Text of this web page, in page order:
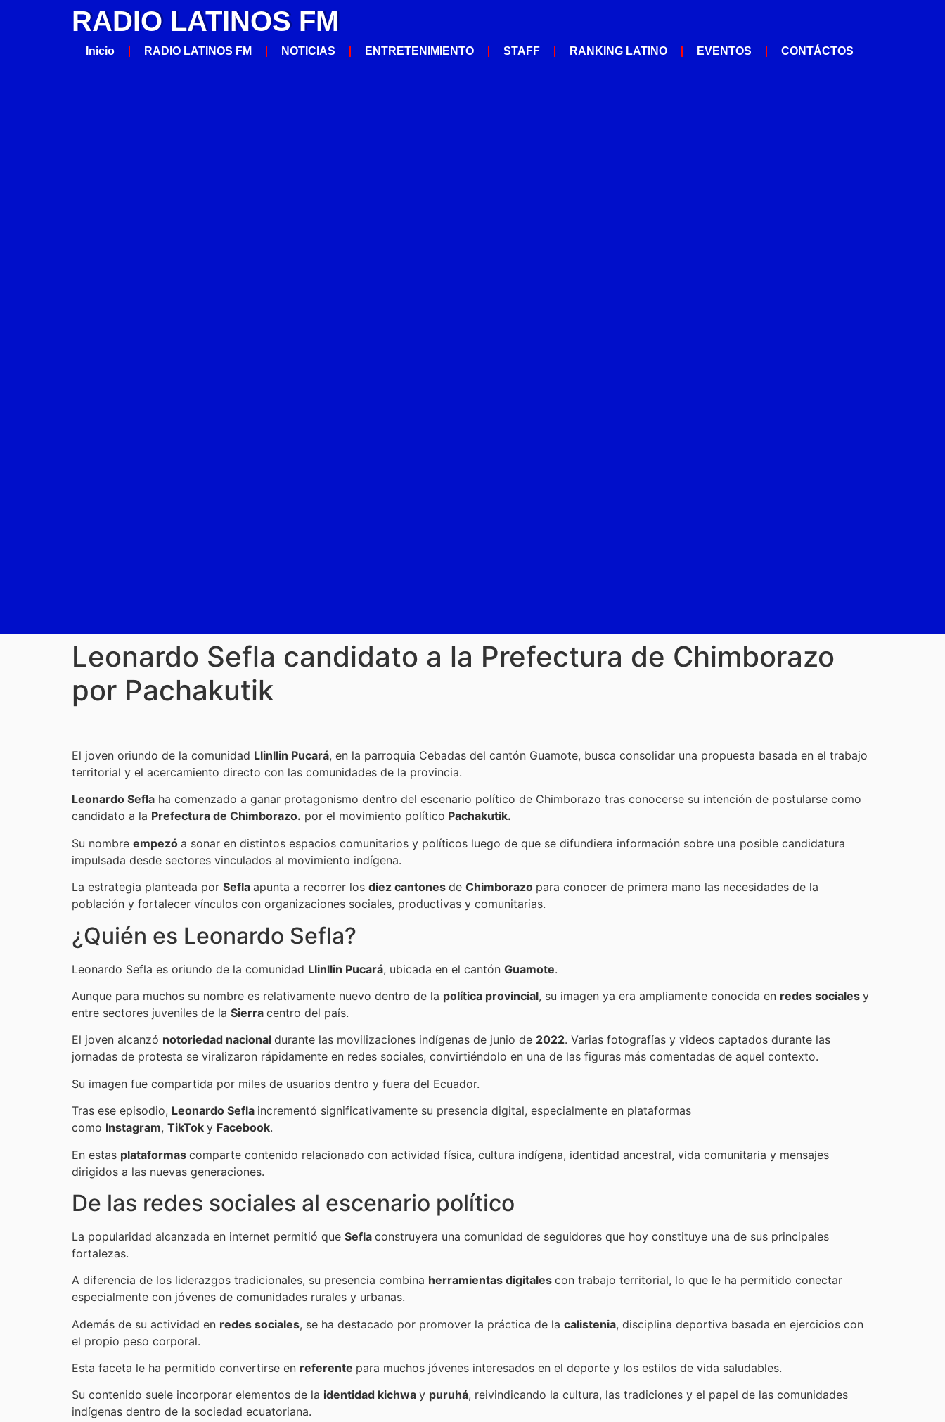
RADIO LATINOS FM
Inicio RADIO LATINOS FM NOTICIAS ENTRETENIMIENTO STAFF RANKING LATINO EVENTOS CONTÁCTOS
Leonardo Sefla candidato a la Prefectura de Chimborazo
por Pachakutik
El joven oriundo de la comunidad Llinllin Pucará, en la parroquia Cebadas del cantón Guamote, busca consolidar una propuesta basada en el trabajo
territorial y el acercamiento directo con las comunidades de la provincia.
Leonardo Sefla ha comenzado a ganar protagonismo dentro del escenario político de Chimborazo tras conocerse su intención de postularse como
candidato a la Prefectura de Chimborazo. por el movimiento político Pachakutik.
Su nombre empezó a sonar en distintos espacios comunitarios y políticos luego de que se difundiera información sobre una posible candidatura
impulsada desde sectores vinculados al movimiento indígena.
La estrategia planteada por Sefla apunta a recorrer los diez cantones de Chimborazo para conocer de primera mano las necesidades de la
población y fortalecer vínculos con organizaciones sociales, productivas y comunitarias.
¿Quién es Leonardo Sefla?
Leonardo Sefla es oriundo de la comunidad Llinllin Pucará, ubicada en el cantón Guamote.
Aunque para muchos su nombre es relativamente nuevo dentro de la política provincial, su imagen ya era ampliamente conocida en redes sociales y
entre sectores juveniles de la Sierra centro del país.
El joven alcanzó notoriedad nacional durante las movilizaciones indígenas de junio de 2022. Varias fotografías y videos captados durante las
jornadas de protesta se viralizaron rápidamente en redes sociales, convirtiéndolo en una de las figuras más comentadas de aquel contexto.
Su imagen fue compartida por miles de usuarios dentro y fuera del Ecuador.
Tras ese episodio, Leonardo Sefla incrementó significativamente su presencia digital, especialmente en plataformas
como Instagram, TikTok y Facebook.
En estas plataformas comparte contenido relacionado con actividad física, cultura indígena, identidad ancestral, vida comunitaria y mensajes
dirigidos a las nuevas generaciones.
De las redes sociales al escenario político
La popularidad alcanzada en internet permitió que Sefla construyera una comunidad de seguidores que hoy constituye una de sus principales
fortalezas.
A diferencia de los liderazgos tradicionales, su presencia combina herramientas digitales con trabajo territorial, lo que le ha permitido conectar
especialmente con jóvenes de comunidades rurales y urbanas.
Además de su actividad en redes sociales, se ha destacado por promover la práctica de la calistenia, disciplina deportiva basada en ejercicios con
el propio peso corporal.
Esta faceta le ha permitido convertirse en referente para muchos jóvenes interesados en el deporte y los estilos de vida saludables.
Su contenido suele incorporar elementos de la identidad kichwa y puruhá, reivindicando la cultura, las tradiciones y el papel de las comunidades
indígenas dentro de la sociedad ecuatoriana.